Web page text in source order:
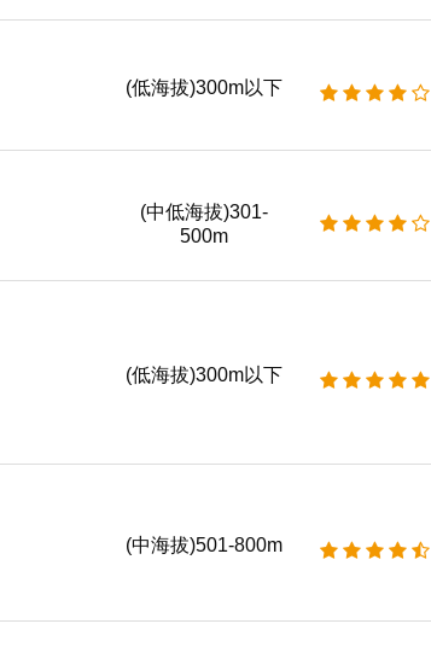
(低海拔)300m以下
(中低海拔)301-
500m
(低海拔)300m以下
(中海拔)501-800m